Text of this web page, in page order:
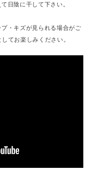
日陰に干して下さい。
・キズが見られる場合がご
てお楽しみください。